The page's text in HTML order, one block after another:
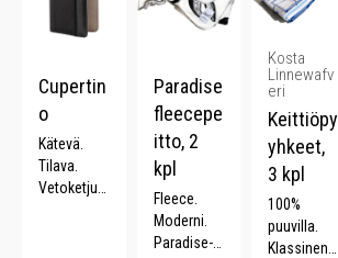
Cupertin
o
Kätevä.
Tilava.
Vetoketjut
Paradise
fleecepe
itto, 2
kpl
Fleece.
Moderni.
Paradise-
Kosta
Linnewafv
eri
Keittiöpy
yhkeet,
3 kpl
100%
puuvilla.
Klassinen